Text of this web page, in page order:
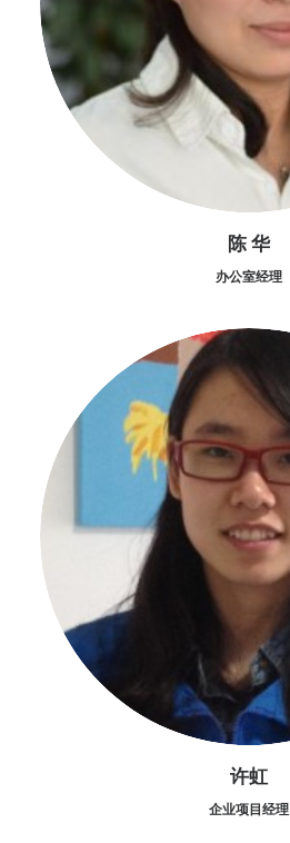
陈 华
办公室经理
许虹
企业项目经理